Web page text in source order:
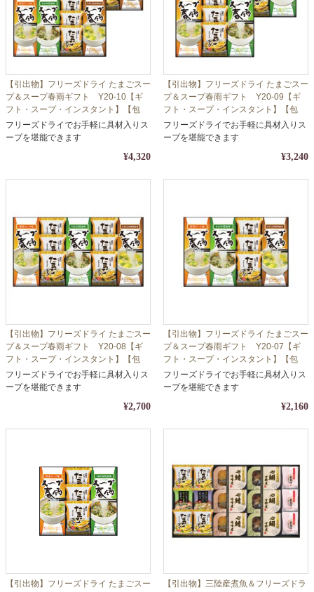
【引出物】フリーズドライ たまごスー
プ＆スープ春雨ギフト Y20-10【ギ
フト・スープ・インスタント】【包
装・熨斗対応】
フリーズドライでお手軽に具材入りス
ープを堪能できます
¥4,320
【引出物】フリーズドライ たまごスー
プ＆スープ春雨ギフト Y20-09【ギ
フト・スープ・インスタント】【包
装・熨斗対応】
フリーズドライでお手軽に具材入りス
ープを堪能できます
¥3,240
【引出物】フリーズドライ たまごスー
プ＆スープ春雨ギフト Y20-08【ギ
フト・スープ・インスタント】【包
装・熨斗対応】
フリーズドライでお手軽に具材入りス
ープを堪能できます
¥2,700
【引出物】フリーズドライ たまごスー
プ＆スープ春雨ギフト Y20-07【ギ
フト・スープ・インスタント】【包
装・熨斗対応】
フリーズドライでお手軽に具材入りス
ープを堪能できます
¥2,160
【引出物】フリーズドライ たまごスー
【引出物】三陸産煮魚＆フリーズドラ